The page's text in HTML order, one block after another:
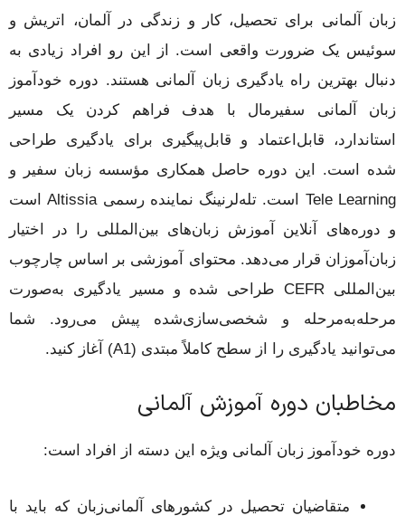
زبان آلمانی برای تحصیل، کار و زندگی در آلمان، اتریش و
سوئیس یک ضرورت واقعی است. از این رو افراد زیادی به
دنبال بهترین راه یادگیری زبان آلمانی هستند. دوره خودآموز
زبان آلمانی سفیرمال با هدف فراهم کردن یک مسیر
استاندارد، قابل‌اعتماد و قابل‌پیگیری برای یادگیری طراحی
شده است. این دوره حاصل همکاری مؤسسه زبان سفیر و
Tele Learning است. تله‌لرنینگ نماینده رسمی Altissia است
و دوره‌های آنلاین آموزش زبان‌های بین‌المللی را در اختیار
زبان‌آموزان قرار می‌دهد. محتوای آموزشی بر اساس چارچوب
بین‌المللی CEFR طراحی شده و مسیر یادگیری به‌صورت
مرحله‌به‌مرحله و شخصی‌سازی‌شده پیش می‌رود. شما
می‌توانید یادگیری را از سطح کاملاً مبتدی (A1) آغاز کنید.
مخاطبان دوره آموزش آلمانی
دوره خودآموز زبان آلمانی ویژه این دسته از افراد است:
متقاضیان تحصیل در کشورهای آلمانی‌زبان که باید با